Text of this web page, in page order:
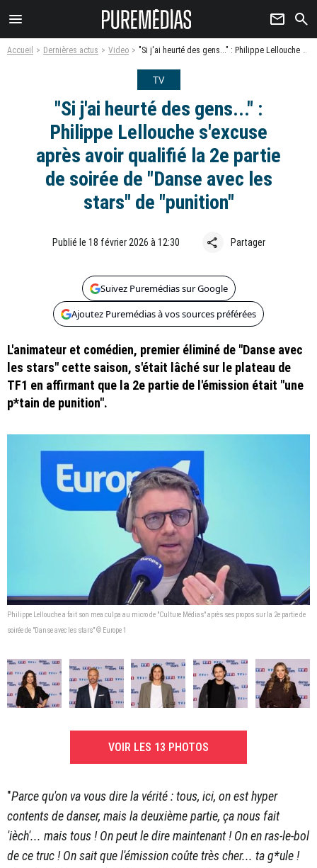
menu newsletter search
Accueil Dernières actus Video "Si j'ai heurté des gens..." : Philippe Lellouche s'excuse après avoir qualifié la 2e partie de soirée de "Danse avec les stars" de "punition"
TV
"Si j'ai heurté des gens..." :
Philippe Lellouche s'excuse
après avoir qualifié la 2e partie
de soirée de "Danse avec les
stars" de "punition"
Publié le 18 février 2026 à 12:30 share Partager
Suivez Puremédias sur Google
Ajoutez Puremédias à vos sources préférées
L'animateur et comédien, premier éliminé de "Danse avec
les stars" cette saison, s'était lâché sur le plateau de
TF1 en affirmant que la 2e partie de l'émission était "une
p*tain de punition".
Philippe Lellouche a fait son mea culpa au micro de "Culture Médias" après ses propos sur la 2e partie de
soirée de "Danse avec les stars" © Europe 1
VOIR LES 13 PHOTOS
"Parce qu'on va vous dire la vérité : tous, ici, on est hyper
contents de danser, mais la deuxième partie, ça nous fait
'ièch'... mais tous ! On peut le dire maintenant ! On en ras-le-bol
de ce truc ! On sait que l'émission coûte très cher... ta g*ule !